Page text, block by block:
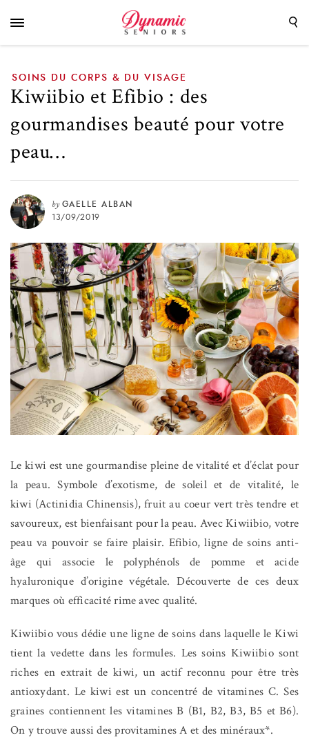
votre peau…
SOINS DU CORPS & DU VISAGE
Kiwiibio et Efibio : des
gourmandises beauté pour votre
peau…
by GAELLE ALBAN
13/09/2019
Le kiwi est une gourmandise pleine de vitalité et d’éclat pour
la peau. Symbole d’exotisme, de soleil et de vitalité, le
kiwi (Actinidia Chinensis), fruit au coeur vert très tendre et
savoureux, est bienfaisant pour la peau. Avec Kiwiibio, votre
peau va pouvoir se faire plaisir. Efibio, ligne de soins anti-
âge qui associe le polyphénols de pomme et acide
hyaluronique d’origine végétale. Découverte de ces deux
marques où efficacité rime avec qualité.
Kiwiibio vous dédie une ligne de soins dans laquelle le Kiwi
tient la vedette dans les formules. Les soins Kiwiibio sont
riches en extrait de kiwi, un actif reconnu pour être très
antioxydant. Le kiwi est un concentré de vitamines C. Ses
graines contiennent les vitamines B (B1, B2, B3, B5 et B6).
On y trouve aussi des provitamines A et des minéraux*.